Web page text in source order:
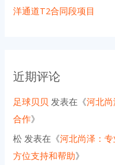
洋通道T2合同段项目
近期评论
足球贝贝 发表在《河北
合作》
松 发表在《河北尚泽：
方位支持和帮助》